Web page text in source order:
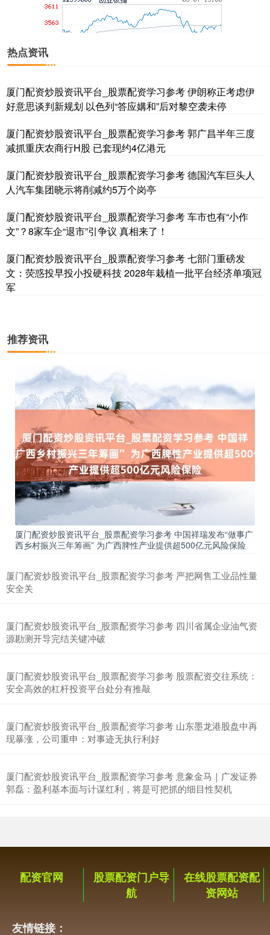
基金指数 7242.10 +12.30 +0.17%
国债指数 229.69 +0.10
期指IC0
热点资讯
厦门配资炒股资讯平台_股票配资学习参考 伊朗称正考虑伊
好意思谈判新规划 以色列“答应媾和”后对黎空袭未停
厦门配资炒股资讯平台_股票配资学习参考 郭广昌半年三度
减抓重庆农商行H股 已套现约4亿港元
厦门配资炒股资讯平台_股票配资学习参考 德国汽车巨头人
人汽车集团晓示将削减约5万个岗亭
厦门配资炒股资讯平台_股票配资学习参考 车市也有“小作
文”？8家车企“退市”引争议 真相来了！
厦门配资炒股资讯平台_股票配资学习参考 七部门重磅发
文：荧惑投早投小投硬科技 2028年栽植一批平台经济单项冠
军
推荐资讯
厦门配资炒股资讯平台_股票配资学习参考 中国祥瑞发布“做事广
西乡村振兴三年筹画” 为广西脾性产业提供超500亿元风险保险
厦门配资炒股资讯平台_股票配资学习参考 严把网售工业品性量
安全关
厦门配资炒股资讯平台_股票配资学习参考 四川省属企业油气资
源勘测开导完结关键冲破
厦门配资炒股资讯平台_股票配资学习参考 股票配资交往系统：
安全高效的杠杆投资平台处分有推敲
厦门配资炒股资讯平台_股票配资学习参考 山东墨龙港股盘中再
现暴涨，公司重申：对事迹无执行利好
厦门配资炒股资讯平台_股票配资学习参考 意象金马｜广发证券
郭磊：盈利基本面与计谋红利，将是可把抓的细目性契机
配资官网
股票配资门户导
航
在线股票配资配
资网站
友情链接：